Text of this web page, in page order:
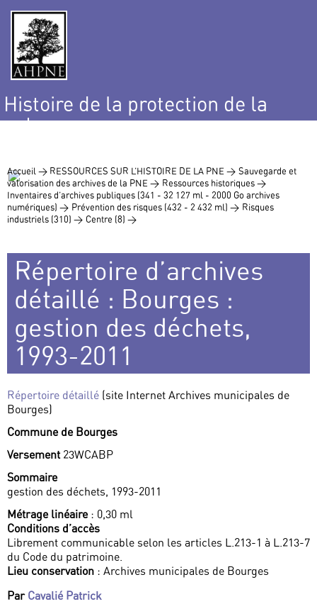
Histoire de la protection de la
nature
Accueil > RESSOURCES SUR L’HISTOIRE DE LA PNE > Sauvegarde et
valorisation des archives de la PNE > Ressources historiques >
Inventaires d’archives publiques (341 - 32 127 ml - 2000 Go archives
numériques) > Prévention des risques (432 - 2 432 ml) > Risques
industriels (310) > Centre (8) >
Répertoire d’archives
détaillé : Bourges :
gestion des déchets,
1993-2011
Répertoire détaillé (site Internet Archives municipales de
Bourges)
Commune de Bourges
Versement23WCABP
Sommaire
gestion des déchets, 1993-2011
Métrage linéaire: 0,30 ml
Conditions d’accès
Librement communicable selon les articles L.213-1 à L.213-7
du Code du patrimoine.
Lieu conservation : Archives municipales de Bourges
Par Cavalié Patrick